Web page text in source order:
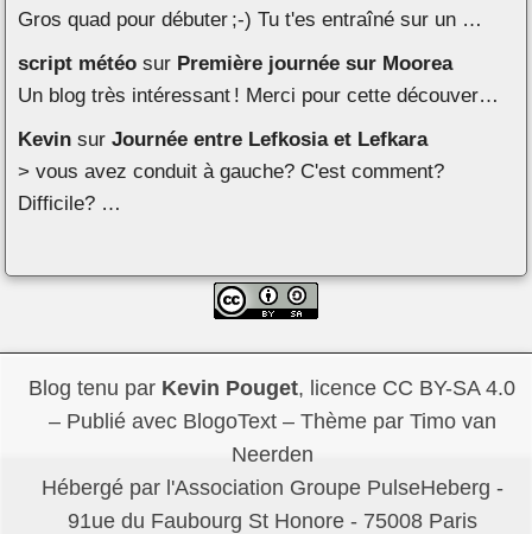
Gros quad pour débuter ;-) Tu t'es entraîné sur un …
script météo sur Première journée sur Moorea
Un blog très intéressant ! Merci pour cette découver…
Kevin surJournée entre Lefkosia et Lefkara
> vous avez conduit à gauche? C'est comment?
Difficile? …
Blog tenu par Kevin Pouget, licence CC BY-SA 4.0
– Publié avec BlogoText– Thème par Timo van
Neerden
Hébergé par l'Association Groupe PulseHeberg -
91ue du Faubourg St Honore - 75008 Paris